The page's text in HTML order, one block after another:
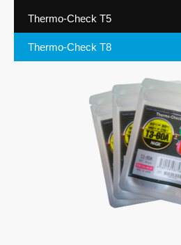
Thermo-Check T5
Thermo-Check T8